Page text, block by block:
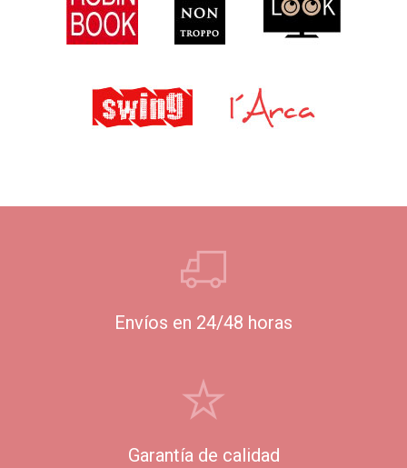
Envíos en 24/48 horas
Garantía de calidad